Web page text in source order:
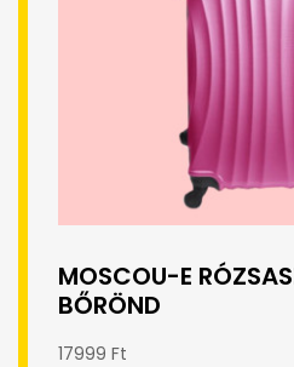
MOSCOU-E
BŐRÖND
17999 Ft